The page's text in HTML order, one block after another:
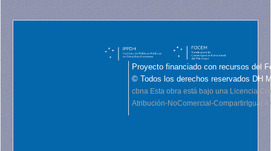
Proyecto financiado con recursos del
© Todos los derechos reservados DH
cbna Esta obra está bajo una Licencia
Atribución-NoComercial-CompartirIgual